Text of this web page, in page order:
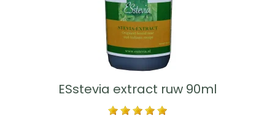
ESstevia extract ruw 90ml